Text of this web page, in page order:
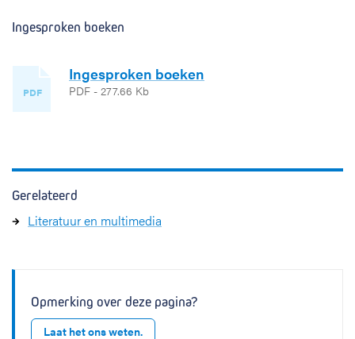
Ingesproken boeken
PDF
Ingesproken boeken
PDF - 277.66 Kb
Gerelateerd
Literatuur en multimedia
Opmerking over deze pagina?
Laat het ons weten.